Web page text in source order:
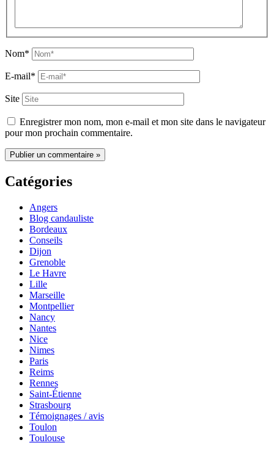
Nom*
E-mail*
Site
Enregistrer mon nom, mon e-mail et mon site dans le navigateur
pour mon prochain commentaire.
Catégories
Angers
Blog candauliste
Bordeaux
Conseils
Dijon
Grenoble
Le Havre
Lille
Marseille
Montpellier
Nancy
Nantes
Nice
Nimes
Paris
Reims
Rennes
Saint-Étienne
Strasbourg
Témoignages / avis
Toulon
Toulouse